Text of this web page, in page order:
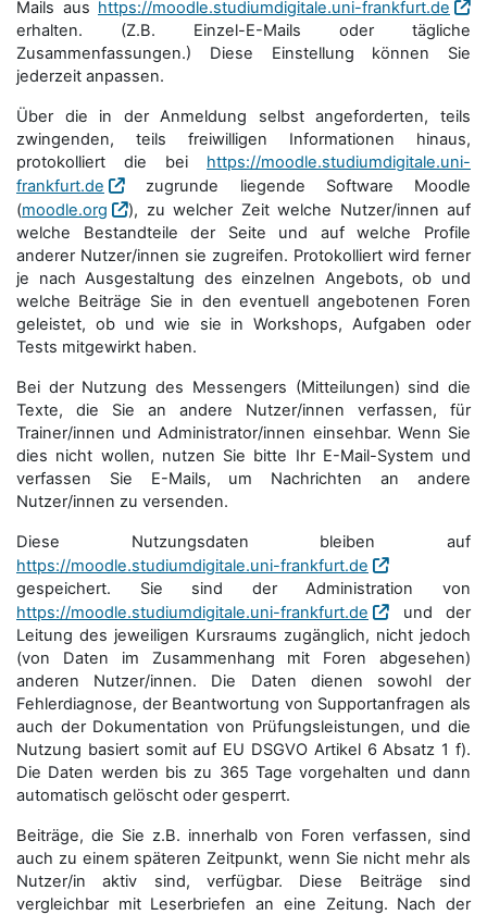
Mails aus https://moodle.studiumdigitale.uni-frankfurt.de
erhalten. (Z.B. Einzel-E-Mails oder tägliche
Zusammenfassungen.) Diese Einstellung können Sie
jederzeit anpassen.
Über die in der Anmeldung selbst angeforderten, teils
zwingenden, teils freiwilligen Informationen hinaus,
protokolliert die bei https://moodle.studiumdigitale.uni-
frankfurt.de
zugrunde liegende Software Moodle
(moodle.org
), zu welcher Zeit welche Nutzer/innen auf
welche Bestandteile der Seite und auf welche Profile
anderer Nutzer/innen sie zugreifen. Protokolliert wird ferner
je nach Ausgestaltung des einzelnen Angebots, ob und
welche Beiträge Sie in den eventuell angebotenen Foren
geleistet, ob und wie sie in Workshops, Aufgaben oder
Tests mitgewirkt haben.
Bei der Nutzung des Messengers (Mitteilungen) sind die
Texte, die Sie an andere Nutzer/innen verfassen, für
Trainer/innen und Administrator/innen einsehbar. Wenn Sie
dies nicht wollen, nutzen Sie bitte Ihr E-Mail-System und
verfassen Sie E-Mails, um Nachrichten an andere
Nutzer/innen zu versenden.
Diese Nutzungsdaten bleiben auf
https://moodle.studiumdigitale.uni-frankfurt.de
gespeichert. Sie sind der Administration von
https://moodle.studiumdigitale.uni-frankfurt.de
und der
Leitung des jeweiligen Kursraums zugänglich, nicht jedoch
(von Daten im Zusammenhang mit Foren abgesehen)
anderen Nutzer/innen. Die Daten dienen sowohl der
Fehlerdiagnose, der Beantwortung von Supportanfragen als
auch der Dokumentation von Prüfungsleistungen, und die
Nutzung basiert somit auf EU DSGVO Artikel 6 Absatz 1 f).
Die Daten werden bis zu 365 Tage vorgehalten und dann
automatisch gelöscht oder gesperrt.
Beiträge, die Sie z.B. innerhalb von Foren verfassen, sind
auch zu einem späteren Zeitpunkt, wenn Sie nicht mehr als
Nutzer/in aktiv sind, verfügbar. Diese Beiträge sind
vergleichbar mit Leserbriefen an eine Zeitung. Nach der